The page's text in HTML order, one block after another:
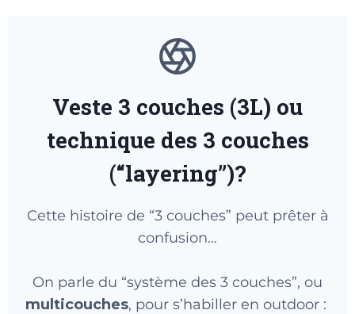
Veste 3 couches (3L) ou
technique des 3 couches
(“layering”)?
Cette histoire de “3 couches” peut prêter à
confusion…
On parle du “système des 3 couches”, ou
multicouches, pour s’habiller en outdoor :